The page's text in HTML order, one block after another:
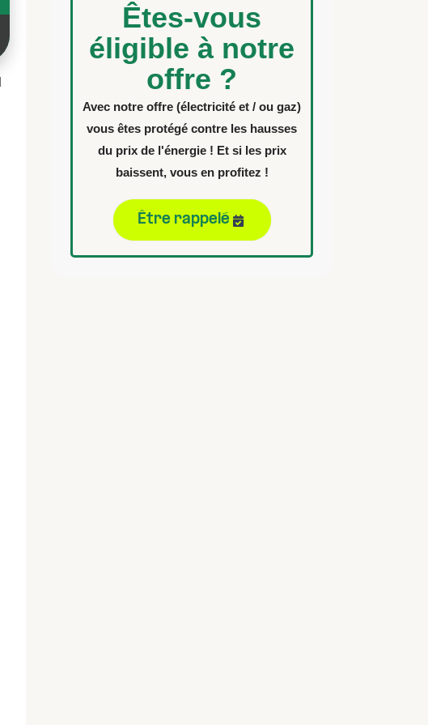
Êtes-vous
éligible à notre
offre ?
Avec notre offre (électricité et / ou gaz)
vous êtes protégé contre les hausses
du prix de l'énergie ! Et si les prix
baissent, vous en profitez !
Être rappelé